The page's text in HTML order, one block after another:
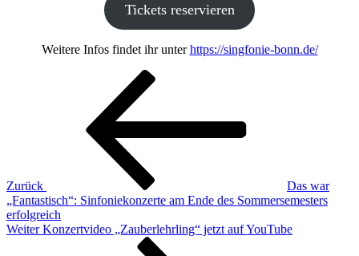
Tickets reservieren
Weitere Infos findet ihr unterhttps://singfonie-bonn.de/
Beitragsnavigation
Zurück
Das war
„Fantastisch“: Sinfoniekonzerte am Ende des Sommersemesters
erfolgreich
Nächster
Weiter Konzertvideo „Zauberlehrling“ jetzt auf YouTube